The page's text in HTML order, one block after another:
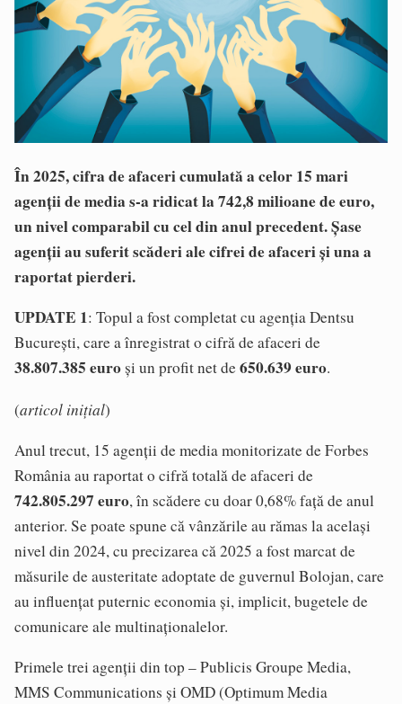
În 2025, cifra de afaceri cumulată a celor 15 mari
agenții de media s-a ridicat la 742,8 milioane de euro,
un nivel comparabil cu cel din anul precedent.Șase
agenții au suferit scăderi ale cifrei de afaceri și una a
raportat pierderi.
UPDATE 1: Topul a fost completat cu agenția Dentsu
București, care a înregistrat o cifră de afaceri de
38.807.385 euro și un profit net de650.639 euro.
(articol inițial)
Anul trecut, 15 agenții de media monitorizate de Forbes
România au raportat o cifră totală de afaceri de
742.805.297 euro, în scădere cu doar 0,68% față de anul
anterior. Se poate spune că vânzările au rămas la același
nivel din 2024, cu precizarea că 2025 a fost marcat de
măsurile de austeritate adoptate de guvernul Bolojan, care
au influențat puternic economia și, implicit, bugetele de
comunicare ale multinaționalelor.
Primele trei agenții din top – Publicis Groupe Media,
MMS Communications și OMD (Optimum Media